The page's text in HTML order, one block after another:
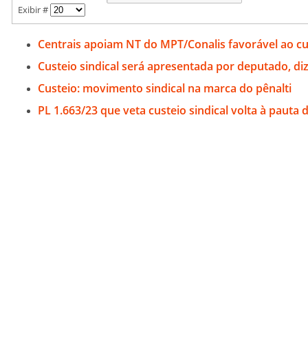
Exibir #
Centrais apoiam NT do MPT/Conalis favorável ao
Custeio sindical será apresentada por deputado,
Custeio: movimento sindical na marca do pênalti
PL 1.663/23 que veta custeio sindical volta à pauta